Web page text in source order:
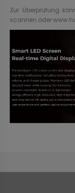
Zur Überprüfung
scannen oder